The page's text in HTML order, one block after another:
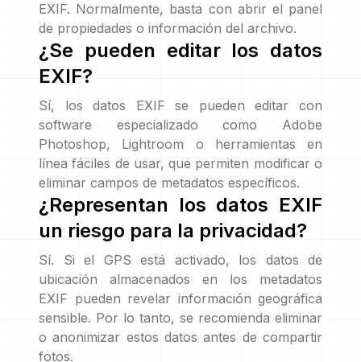
EXIF. Normalmente, basta con abrir el panel
de propiedades o información del archivo.
¿Se pueden editar los datos
EXIF?
Sí, los datos EXIF se pueden editar con
software especializado como Adobe
Photoshop, Lightroom o herramientas en
línea fáciles de usar, que permiten modificar o
eliminar campos de metadatos específicos.
¿Representan los datos EXIF
un riesgo para la privacidad?
Sí. Si el GPS está activado, los datos de
ubicación almacenados en los metadatos
EXIF pueden revelar información geográfica
sensible. Por lo tanto, se recomienda eliminar
o anonimizar estos datos antes de compartir
fotos.